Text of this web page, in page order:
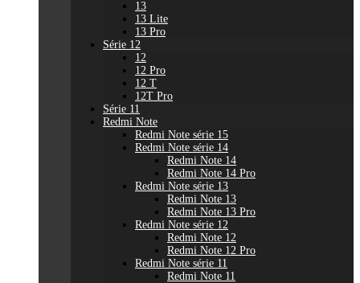
13
13 Lite
13 Pro
Série 12
12
12 Pro
12 T
12T Pro
Série 11
Redmi Note
Redmi Note série 15
Redmi Note série 14
Redmi Note 14
Redmi Note 14 Pro
Redmi Note série 13
Redmi Note 13
Redmi Note 13 Pro
Redmi Note série 12
Redmi Note 12
Redmi Note 12 Pro
Redmi Note série 11
Redmi Note 11